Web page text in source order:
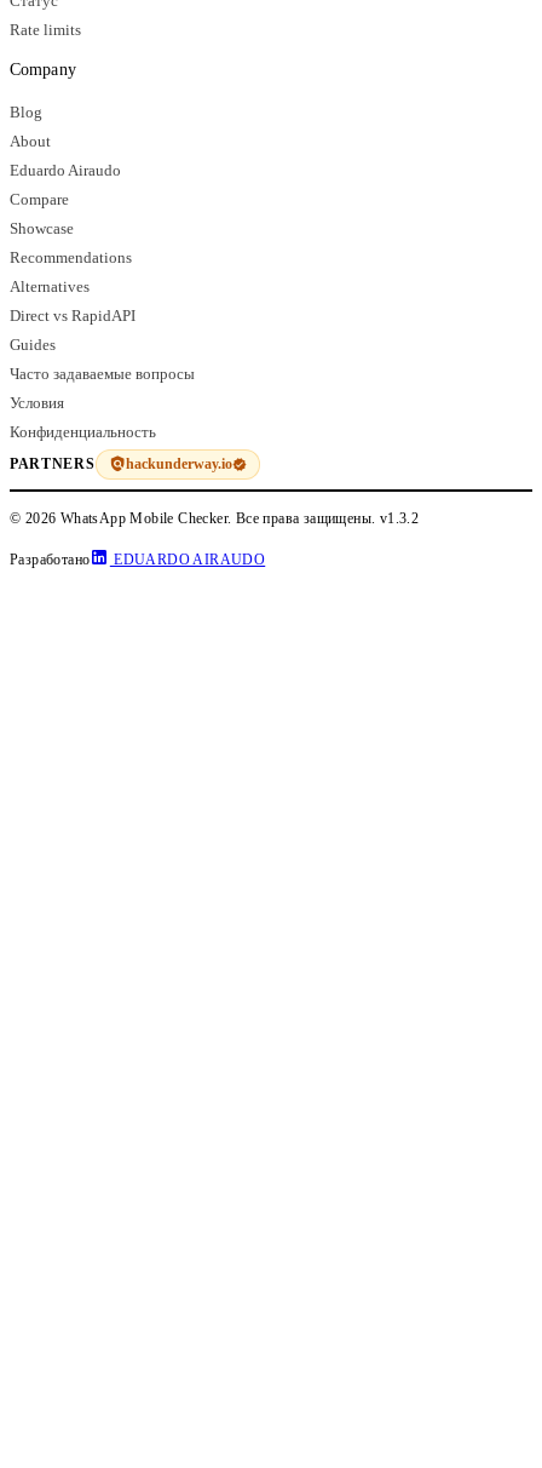
Rate limits
Company
Blog
About
Eduardo Airaudo
Compare
Showcase
Recommendations
Alternatives
Direct vs RapidAPI
Guides
Часто задаваемые вопросы
Условия
Конфиденциальность
PARTNERS hackunderway.io
© 2026 WhatsApp Mobile Checker. Все права защищены. v1.3.2
Разработано EDUARDO AIRAUDO